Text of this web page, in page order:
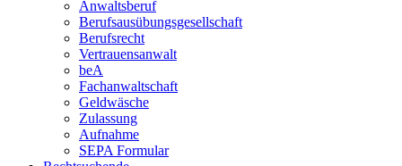
Anwaltsberuf
Berufsausübungs­gesellschaft
Berufsrecht
Vertrauensanwalt
beA
Fachanwaltschaft
Geldwäsche
Zulassung
Aufnahme
SEPA Formular